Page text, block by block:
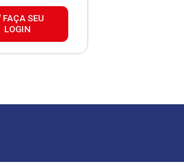
FAÇA SEU
LOGIN